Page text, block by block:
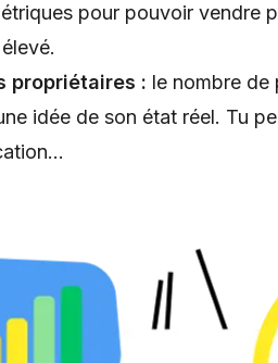
pour pouvoir vendre
propriétaires : le nombre de
idée de son état réel. Tu